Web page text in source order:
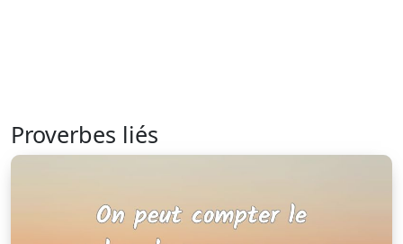
Proverbes liés